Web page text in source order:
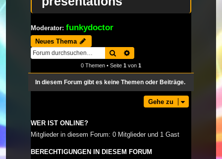
Moderator: funkydoctor
Neues Thema
Suche
0 Themen • Seite 1 von 1
In diesem Forum gibt es keine Themen oder Beiträge.
Gehe zu
WER IST ONLINE?
Mitglieder in diesem Forum: 0 Mitglieder und 1 Gast
BERECHTIGUNGEN IN DIESEM FORUM